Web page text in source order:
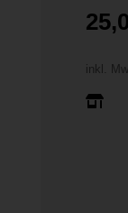
inkl.
